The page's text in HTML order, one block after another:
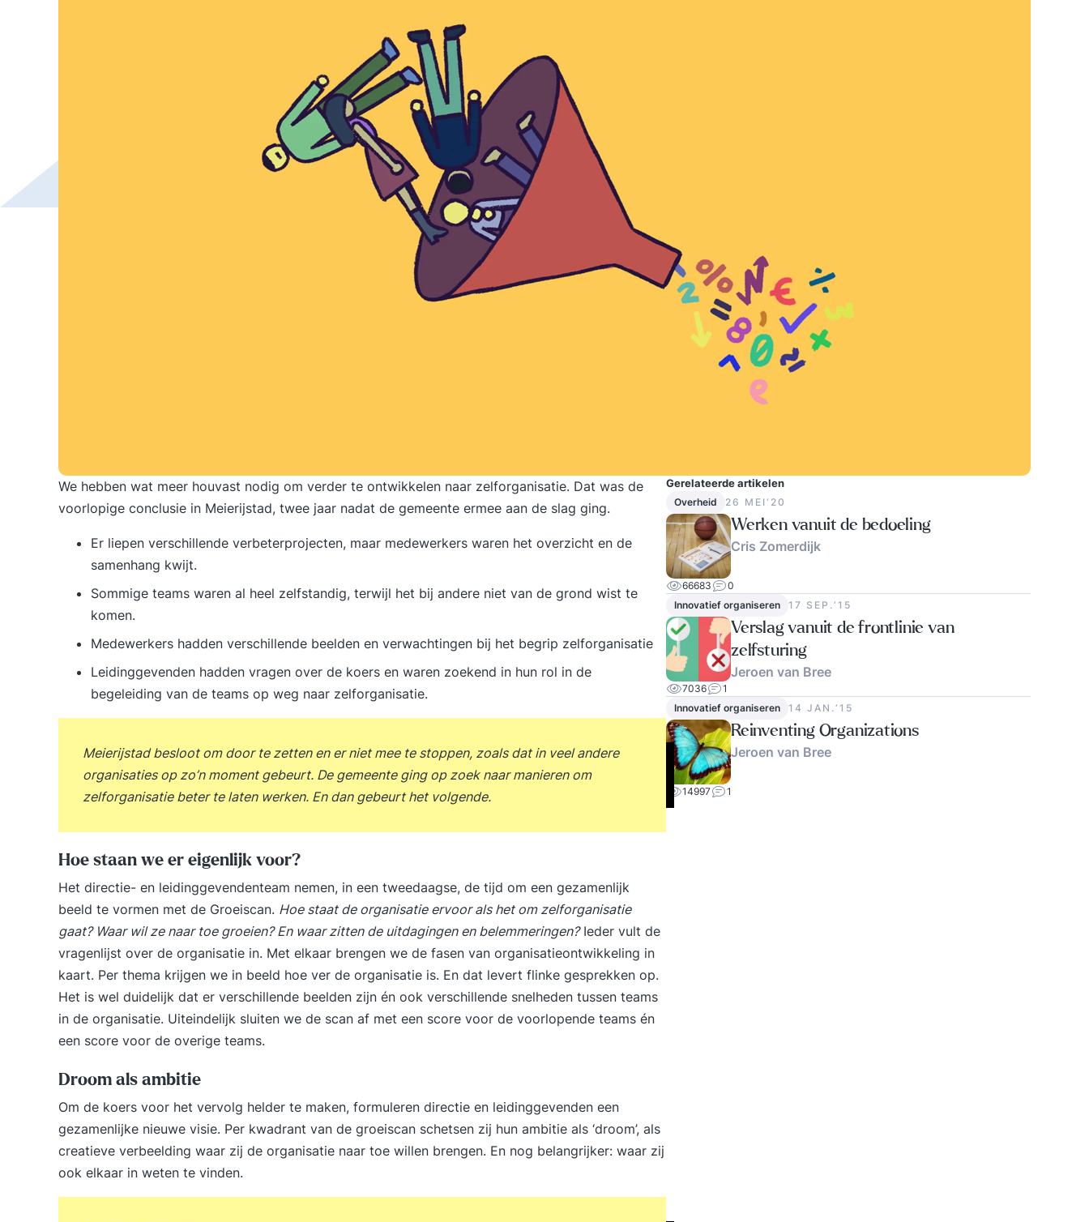
We hebben wat meer houvast nodig om verder te ontwikkelen naar zelforganisatie. Dat was de
voorlopige conclusie in Meierijstad, twee jaar nadat de gemeente ermee aan de slag ging.
Er liepen verschillende verbeterprojecten, maar medewerkers waren het overzicht en de
samenhang kwijt.
Sommige teams waren al heel zelfstandig, terwijl het bij andere niet van de grond wist te
komen.
Medewerkers hadden verschillende beelden en verwachtingen bij het begrip zelforganisatie
Leidinggevenden hadden vragen over de koers en waren zoekend in hun rol in de
begeleiding van de teams op weg naar zelforganisatie.
Meierijstad besloot om door te zetten en er niet mee te stoppen, zoals dat in veel andere
organisaties op zo’n moment gebeurt. De gemeente ging op zoek naar manieren om
zelforganisatie beter te laten werken. En dan gebeurt het volgende.
Hoe staan we er eigenlijk voor?
Het directie- en leidinggevendenteam nemen, in een tweedaagse, de tijd om een gezamenlijk
beeld te vormen met de Groeiscan. Hoe staat de organisatie ervoor als het om zelforganisatie
gaat? Waar wil ze naar toe groeien? En waar zitten de uitdagingen en belemmeringen?Ieder vult de
vragenlijst over de organisatie in. Met elkaar brengen we de fasen van organisatieontwikkeling in
kaart. Per thema krijgen we in beeld hoe ver de organisatie is. En dat levert flinke gesprekken op.
Het is wel duidelijk dat er verschillende beelden zijn én ook verschillende snelheden tussen teams
in de organisatie. Uiteindelijk sluiten we de scan af met een score voor de voorlopende teams én
een score voor de overige teams.
Droom als ambitie
Om de koers voor het vervolg helder te maken, formuleren directie en leidinggevenden een
gezamenlijke nieuwe visie. Per kwadrant van de groeiscan schetsen zij hun ambitie als ‘droom’, als
creatieve verbeelding waar zij de organisatie naar toe willen brengen. En nog belangrijker: waar zij
ook elkaar in weten te vinden.
Gerelateerde artikelen
Overheid 26 MEI‘20
Werken vanuit de bedoeling
Cris Zomerdijk
66683
0
Innovatief organiseren
17 SEP.‘15
Verslag vanuit de frontlinie van
zelfsturing
Jeroen van Bree
7036
1
Innovatief organiseren
14 JAN.‘15
Reinventing Organizations
Jeroen van Bree
14997 1